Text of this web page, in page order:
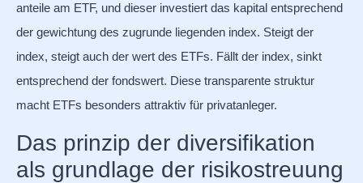
anteile am ETF, und dieser investiert das kapital entsprechend
der gewichtung des zugrunde liegenden index. Steigt der
index, steigt auch der wert des ETFs. Fällt der index, sinkt
entsprechend der fondswert. Diese transparente struktur
macht ETFs besonders attraktiv für privatanleger.
Das prinzip der diversifikation
als grundlage der risikostreuung